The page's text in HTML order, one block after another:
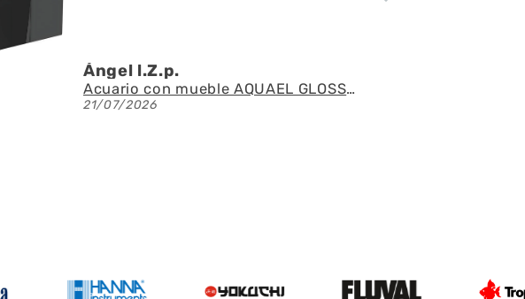
Ángel l.Z.p.
Acuario con mueble AQUAEL GLOSSY 150 BLACK de 405 litros
21/07/2026